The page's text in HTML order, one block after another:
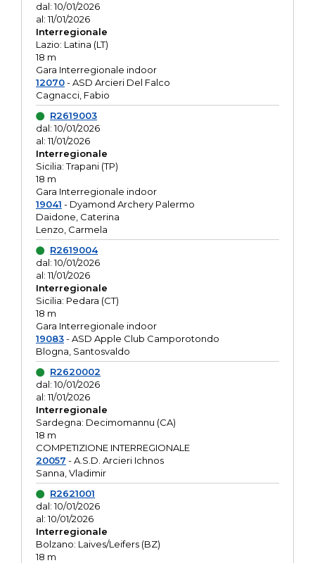
dal: 10/01/2026
al: 11/01/2026
Interregionale
Lazio: Latina (LT)
18 m
Gara Interregionale indoor
12070- ASD Arcieri Del Falco
Cagnacci, Fabio
R2619003
dal: 10/01/2026
al: 11/01/2026
Interregionale
Sicilia: Trapani (TP)
18 m
Gara Interregionale indoor
19041 - Dyamond Archery Palermo
Daidone, Caterina
Lenzo, Carmela
R2619004
dal: 10/01/2026
al: 11/01/2026
Interregionale
Sicilia: Pedara (CT)
18 m
Gara Interregionale indoor
19083- ASD Apple Club Camporotondo
Blogna, Santosvaldo
R2620002
dal: 10/01/2026
al: 11/01/2026
Interregionale
Sardegna: Decimomannu (CA)
18 m
COMPETIZIONE INTERREGIONALE
20057 - A.S.D. Arcieri Ichnos
Sanna, Vladimir
R2621001
dal: 10/01/2026
al: 10/01/2026
Interregionale
Bolzano: Laives/Leifers (BZ)
18 m